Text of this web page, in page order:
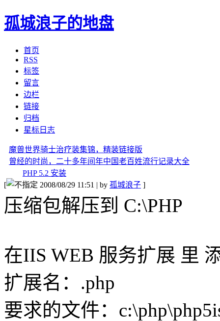
孤城浪子的地盘
首页
RSS
标签
留言
边栏
链接
归档
星标日志
魔兽世界骑士治疗装集锦，精装链接版
曾经的时尚，二十多年间年中国老百姓流行记录大全
PHP 5.2 安装
[
2008/08/29 11:51 | by 孤城浪子 ]
压缩包解压到 C:\PHP
在IIS WEB 服务扩展 里
扩展名：.php
要求的文件：